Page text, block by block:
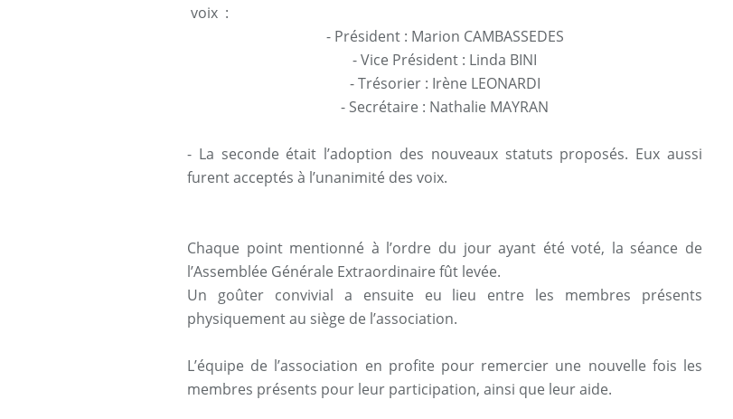
voix :
- Président : Marion CAMBASSEDES
- Vice Président : Linda BINI
- Trésorier : Irène LEONARDI
- Secrétaire : Nathalie MAYRAN
- La seconde était l’adoption des nouveaux statuts proposés. Eux aussi
furent acceptés à l’unanimité des voix.
Chaque point mentionné à l’ordre du jour ayant été voté, la séance de
l’Assemblée Générale Extraordinaire fût levée.
Un goûter convivial a ensuite eu lieu entre les membres présents
physiquement au siège de l’association.
L’équipe de l’association en profite pour remercier une nouvelle fois les
membres présents pour leur participation, ainsi que leur aide.